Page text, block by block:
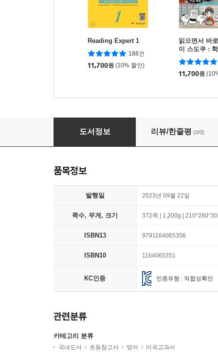
Reading Expert 1
188건
11,700원 (10% 할인)
읽으면서 바
이 스도쿠 :
11,700원
미국교과서 READING Level 1 세트
도서정보 리뷰/한줄평 (0/0)
품목정보
발행일 2023년 09월 22일
쪽수, 무게, 크기 372쪽 | 1,200g |
ISBN13 9791164065356
ISBN10 1164065351
KC인증 인증유형 : 적합성확인
관련분류
카테고리 분류
국내도서 초등참고서 영어 미국교과서